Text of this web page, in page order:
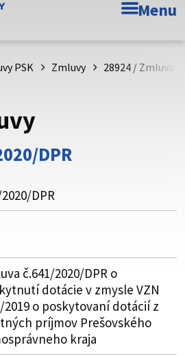
stránka Prešovského
uistite, že zdieľate informácie iba
stránku. Zabezpečená stránka
názvom domény webového sídla.
Menu
PSK Zmluvy 28924 / Zmluva
DPR
DPR
č.641/2020/DPR o
dotácie v zmysle VZN
2019 o poskytovaní dotácií z
príjmov Prešovského
kraja